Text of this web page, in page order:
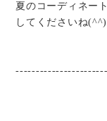
夏のコーディネー
してくださいね(^^)